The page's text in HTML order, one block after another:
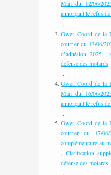
Mail du 12/06/
annonçant le refus
.
Gwen Coord de la
courrier du 13/06/
d’adhésion 2025 ,
défense des motards
.
Gwen Coord de la
Mail du 16/06/
annonçant le refus
.
Gwen Coord de la
courrier du 17/
complémentaire au
, Clarification
défense des motards
.